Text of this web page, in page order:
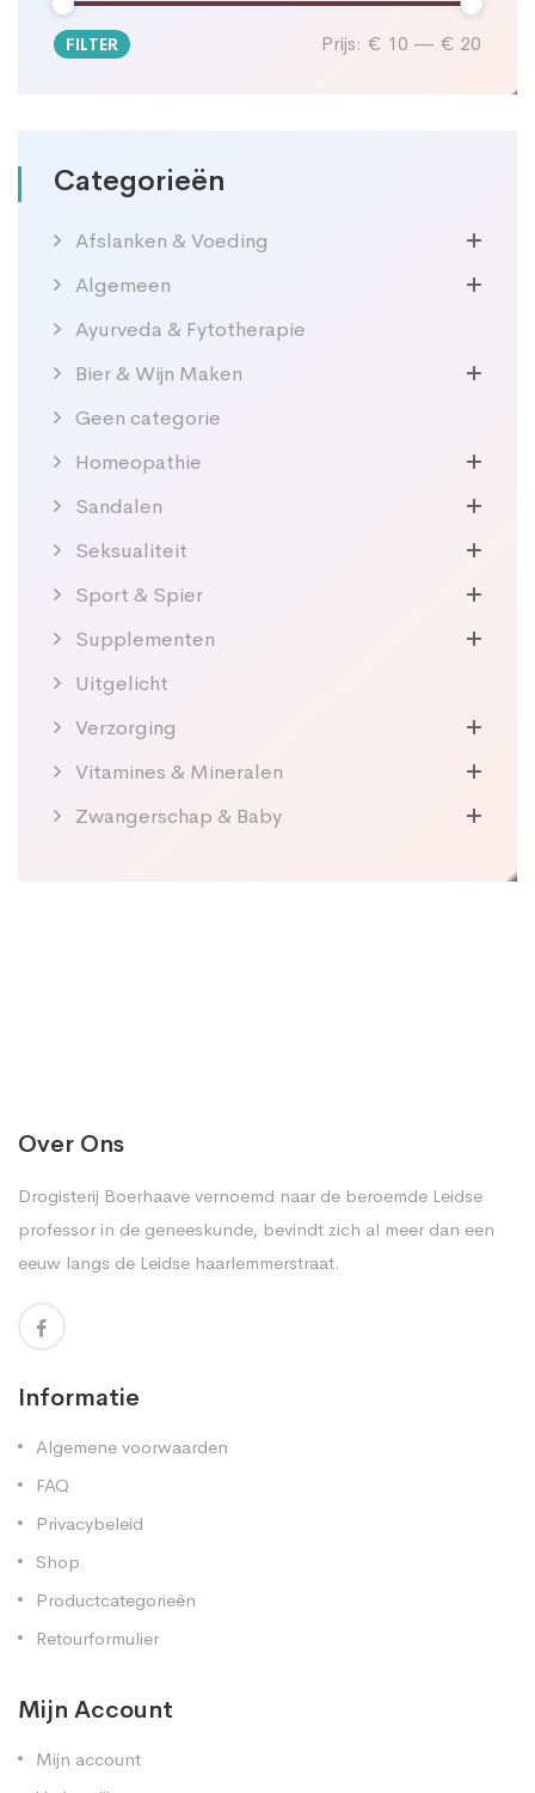
Min.
Max.
FILTER Prijs: € 10 — € 20
Categorieën
Afslanken & Voeding
Algemeen
Ayurveda & Fytotherapie
Bier & Wijn Maken
Geen categorie
Homeopathie
Sandalen
Seksualiteit
Sport & Spier
Supplementen
Uitgelicht
Verzorging
Vitamines & Mineralen
Zwangerschap & Baby
Over Ons
Drogisterij Boerhaave vernoemd naar de beroemde Leidse
professor in de geneeskunde, bevindt zich al meer dan een
eeuw langs de Leidse haarlemmerstraat.
Informatie
Algemene voorwaarden
FAQ
Privacybeleid
Shop
Productcategorieën
Retourformulier
Mijn Account
Mijn account